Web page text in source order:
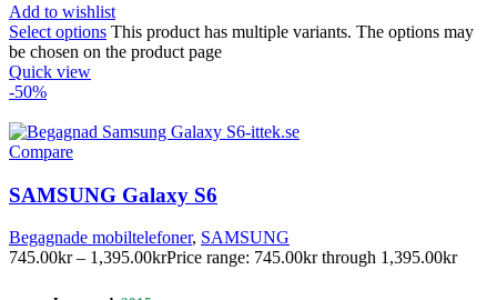
Add to wishlist
Select options This product has multiple variants. The options may
be chosen on the product page
Quick view
-50%
Compare
SAMSUNG Galaxy S6
Begagnade mobiltelefoner, SAMSUNG
745.00kr – 1,395.00krPrice range: 745.00kr through 1,395.00kr